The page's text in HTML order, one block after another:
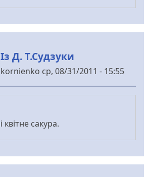
Із Д. Т.Судзуки
kornienko ср, 08/31/2011 - 15:55
У
відповідь
Кстати
Меланченко
квітне сакура.